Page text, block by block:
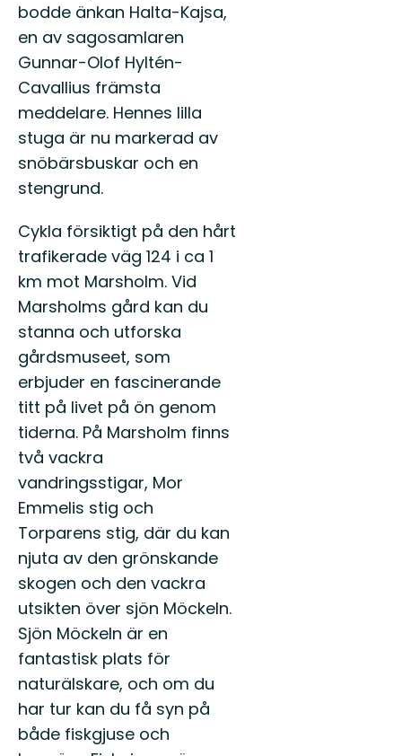
bodde änkan Halta-Kajsa,
en av sagosamlaren
Gunnar-Olof Hyltén-
Cavallius främsta
meddelare. Hennes lilla
stuga är nu markerad av
snöbärsbuskar och en
stengrund.
Cykla försiktigt på den hårt
trafikerade väg 124 i ca 1
km mot Marsholm. Vid
Marsholms gård kan du
stanna och utforska
gårdsmuseet, som
erbjuder en fascinerande
titt på livet på ön genom
tiderna. På Marsholm finns
två vackra
vandringsstigar, Mor
Emmelis stig och
Torparens stig, där du kan
njuta av den grönskande
skogen och den vackra
utsikten över sjön Möckeln.
Sjön Möckeln är en
fantastisk plats för
naturälskare, och om du
har tur kan du få syn på
både fiskgjuse och